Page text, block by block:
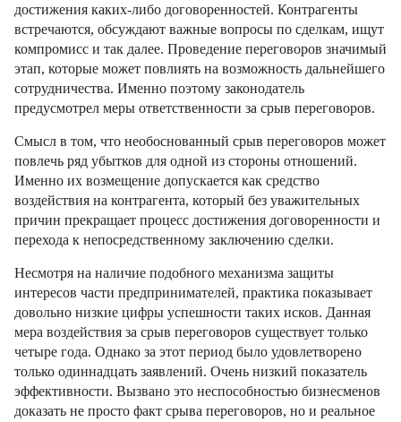
достижения каких-либо договоренностей. Контрагенты
встречаются, обсуждают важные вопросы по сделкам, ищут
компромисс и так далее. Проведение переговоров значимый
этап, которые может повлиять на возможность дальнейшего
сотрудничества. Именно поэтому законодатель
предусмотрел меры ответственности за срыв переговоров.
Смысл в том, что необоснованный срыв переговоров может
повлечь ряд убытков для одной из стороны отношений.
Именно их возмещение допускается как средство
воздействия на контрагента, который без уважительных
причин прекращает процесс достижения договоренности и
перехода к непосредственному заключению сделки.
Несмотря на наличие подобного механизма защиты
интересов части предпринимателей, практика показывает
довольно низкие цифры успешности таких исков. Данная
мера воздействия за срыв переговоров существует только
четыре года. Однако за этот период было удовлетворено
только одиннадцать заявлений. Очень низкий показатель
эффективности. Вызвано это неспособностью бизнесменов
доказать не просто факт срыва переговоров, но и реальное